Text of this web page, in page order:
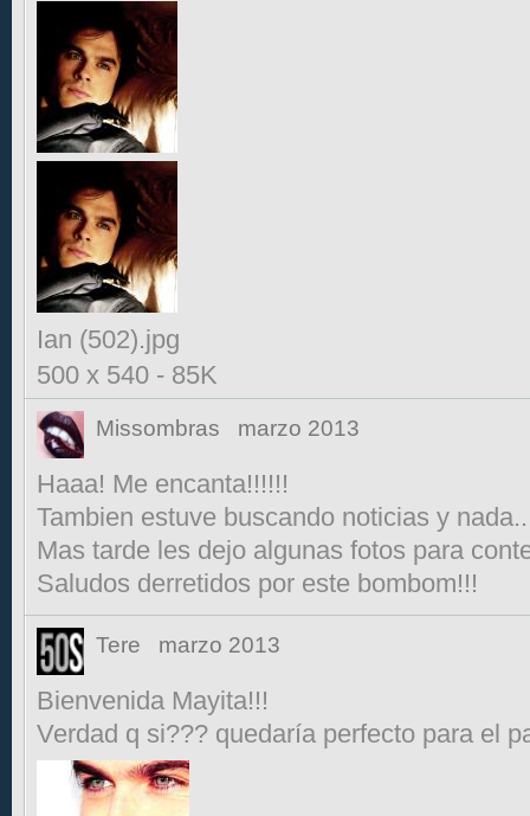
Ian (502).jpg
500 x 540 - 85K
Missombras marzo 2013
Haaa! Me encanta!!!!!!
Tambien estuve buscando noticias y
Mas tarde les dejo algunas fotos para
Saludos derretidos por este bombom!!!
Tere marzo 2013
Bienvenida Mayita!!!
Verdad q si??? quedaría perfecto para el